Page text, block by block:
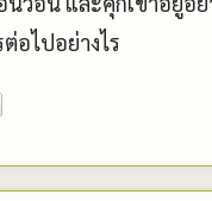
อไปอย่างไร